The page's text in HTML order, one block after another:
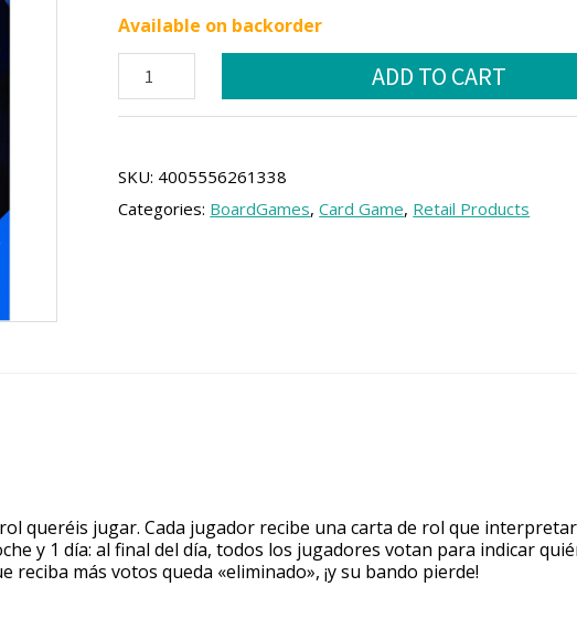
price
was:
price
is:
12.60 €.
Available on backorder
(SPA)
quantity
ADD TO CART
SKU: 4005556261338
Categories: BoardGames,Card Game, Retail Products
queréis jugar. Cada jugador recibe una carta de rol que
y 1 día: al final del día, todos los jugadores votan para indicar
más votos queda «eliminado», ¡y su bando pierde!